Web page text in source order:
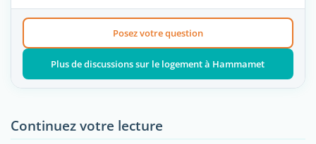
Posez votre question
Plus de discussions sur le logement à Hammamet
Continuez votre lecture